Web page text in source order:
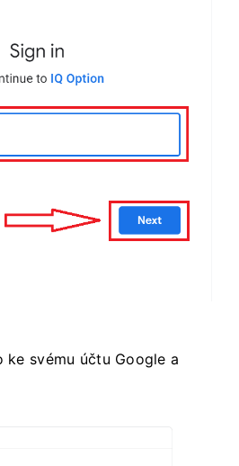
ke svému účtu Google a